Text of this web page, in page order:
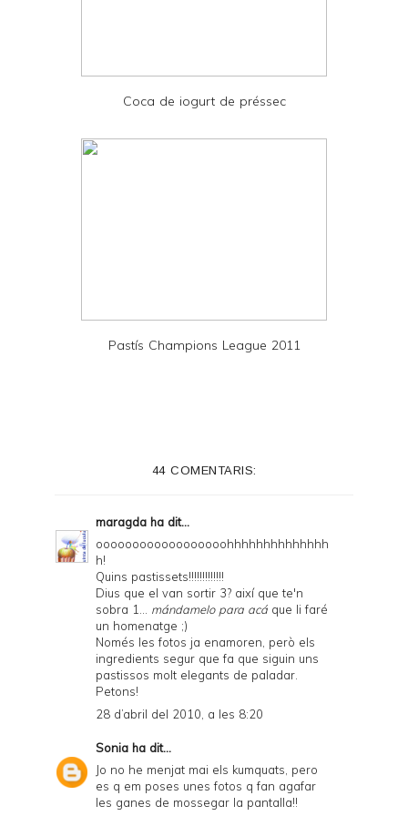
Coca de iogurt de préssec
Pastís Champions League 2011
44 COMENTARIS:
maragda ha dit...
oooooooooooooooooohhhhhhhhhhhhhh
h!
Quins pastissets!!!!!!!!!!!!!
Dius que el van sortir 3? així que te'n
sobra 1... mándamelo para acá que li faré
un homenatge ;)
Només les fotos ja enamoren, però els
ingredients segur que fa que siguin uns
pastissos molt elegants de paladar.
Petons!
28 d’abril del 2010, a les 8:20
Sonia ha dit...
Jo no he menjat mai els kumquats, pero
es q em poses unes fotos q fan agafar
les ganes de mossegar la pantalla!!